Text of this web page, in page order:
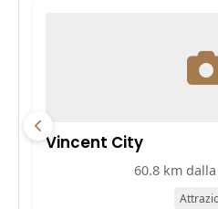
Vincent City
60.8 km